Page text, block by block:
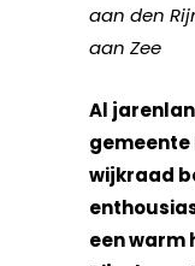
aan den
aan Zee
Al
gemeente
wijkraad
een warm